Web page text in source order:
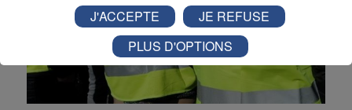
J'ACCEPTE
JE REFUSE
PLUS D'OPTIONS